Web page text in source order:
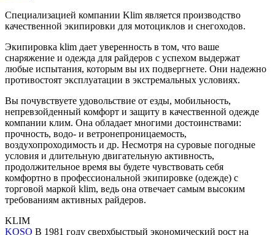
Специализацией компании Klim является производство
качественной экипировки для мотоциклов и снегоходов.
Экипировка klim дает уверенность в том, что ваше
снаряжение и одежда для райдеров с успехом выдержат
любые испытания, которым вы их подвергнете. Они надежно
противостоят эксплуатации в экстремальных условиях.
Вы почувствуете удовольствие от езды, мобильность,
непревзойденный комфорт и защиту в качественной одежде
компании клим. Она обладает многими достоинствами:
прочность, водо- и ветронепроницаемость,
воздухопроходимость и др. Несмотря на суровые погодные
условия и длительную двигательную активность,
продолжительное время вы будете чувствовать себя
комфортно в профессиональной экипировке (одежде) с
торговой маркой klim, ведь она отвечает самым высоким
требованиям активных райдеров.
KLIM
KOSO В 1981 году сверхбыстрый экономический рост на